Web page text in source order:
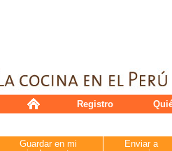
Registro
Guardar en mi
Enviar a